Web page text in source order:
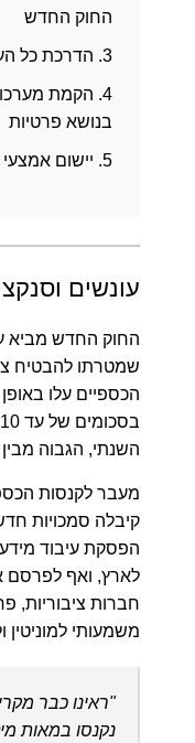
החוק החדש
3. הדרכת כל
4. הקמת
בנושא פרטיות
5. יישום
עונשים
החוק החדש מביא
שמטרתו להבטיח
הכספיים עלו
בסכומים של עד 10 מליון שקל
השנתי, הגבוה
מעבר לקנסות
קיבלה סמכויות
הפסקת עיבוד
לארץ, ואף לפרסם
חברות ציבוריות,
משמעותי למוניטין
"ראינו כבר
נקנסו במאות